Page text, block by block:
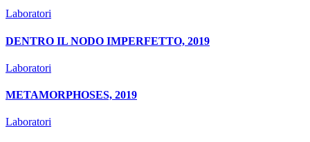
Laboratori
DENTRO IL NODO IMPERFETTO, 2019
Laboratori
METAMORPHOSES, 2019
Laboratori